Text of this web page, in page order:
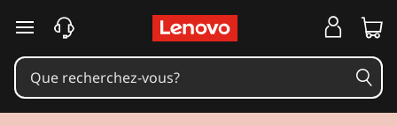
e
g
passer au contenu principal